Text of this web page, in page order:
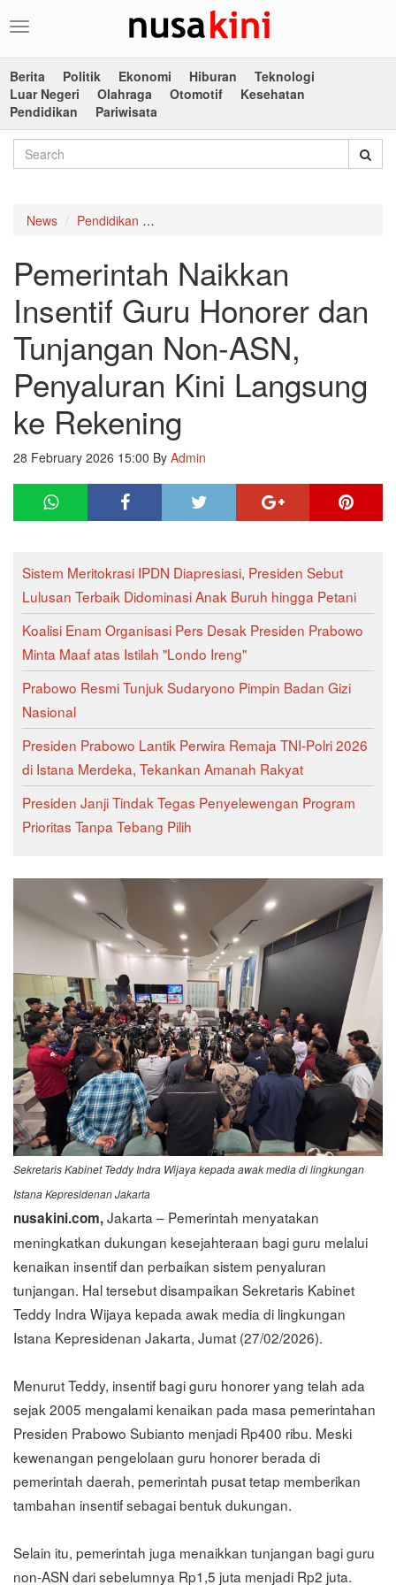
Toggle
Berita
Politik Ekonomi Hiburan
Teknologi
Luar Negeri
Olahraga Otomotif
Kesehatan
Pendidikan
Pariwisata
News Pendidikan
Pemerintah Naikkan
Insentif Guru Honorer dan
Tunjangan Non-ASN,
Penyaluran Kini Langsung
ke Rekening
28 February 2026 15:00 By Admin
Sistem Meritokrasi IPDN Diapresiasi, Presiden Sebut
Lulusan Terbaik Didominasi Anak Buruh hingga Petani
Koalisi Enam Organisasi Pers Desak Presiden Prabowo
Minta Maaf atas Istilah "Londo Ireng"
Prabowo Resmi Tunjuk Sudaryono Pimpin Badan Gizi
Nasional
Presiden Prabowo Lantik Perwira Remaja TNI-Polri 2026
di Istana Merdeka, Tekankan Amanah Rakyat
Presiden Janji Tindak Tegas Penyelewengan Program
Prioritas Tanpa Tebang Pilih
Sekretaris Kabinet Teddy Indra Wijaya kepada awak media di lingkungan
Istana Kepresidenan Jakarta
nusakini.com,Jakarta – Pemerintah menyatakan
meningkatkan dukungan kesejahteraan bagi guru melalui
kenaikan insentif dan perbaikan sistem penyaluran
tunjangan. Hal tersebut disampaikan Sekretaris Kabinet
Teddy Indra Wijaya kepada awak media di lingkungan
Istana Kepresidenan Jakarta, Jumat (27/02/2026).
Menurut Teddy, insentif bagi guru honorer yang telah ada
sejak 2005 mengalami kenaikan pada masa pemerintahan
Presiden Prabowo Subianto menjadi Rp400 ribu. Meski
kewenangan pengelolaan guru honorer berada di
pemerintah daerah, pemerintah pusat tetap memberikan
tambahan insentif sebagai bentuk dukungan.
Selain itu, pemerintah juga menaikkan tunjangan bagi guru
non-ASN dari sebelumnya Rp1,5 juta menjadi Rp2 juta.